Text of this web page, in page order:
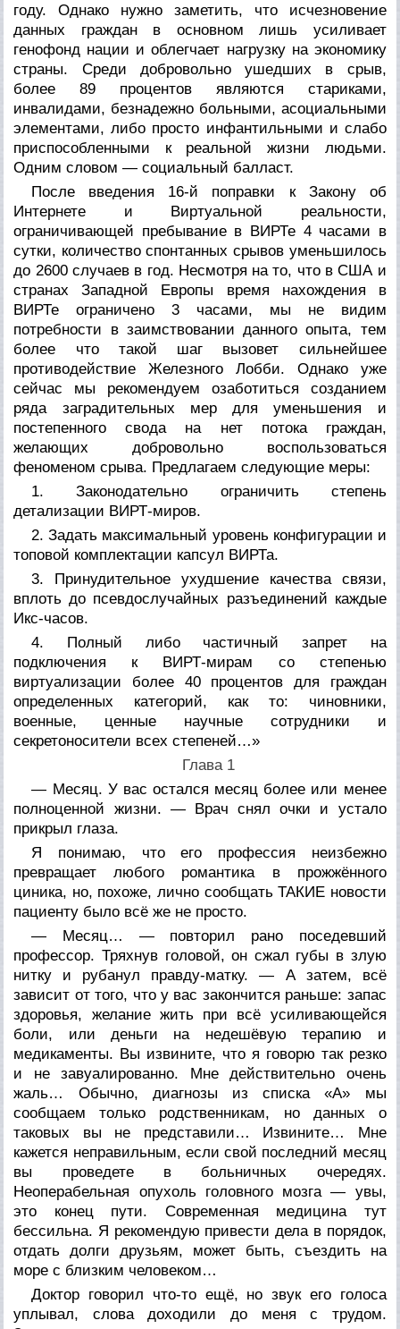
году. Однако нужно заметить, что исчезновение
данных граждан в основном лишь усиливает
генофонд нации и облегчает нагрузку на экономику
страны. Среди добровольно ушедших в срыв,
более 89 процентов являются стариками,
инвалидами, безнадежно больными, асоциальными
элементами, либо просто инфантильными и слабо
приспособленными к реальной жизни людьми.
Одним словом — социальный балласт.
После введения 16-й поправки к Закону об
Интернете и Виртуальной реальности,
ограничивающей пребывание в ВИРТе 4 часами в
сутки, количество спонтанных срывов уменьшилось
до 2600 случаев в год. Несмотря на то, что в США и
странах Западной Европы время нахождения в
ВИРТе ограничено 3 часами, мы не видим
потребности в заимствовании данного опыта, тем
более что такой шаг вызовет сильнейшее
противодействие Железного Лобби. Однако уже
сейчас мы рекомендуем озаботиться созданием
ряда заградительных мер для уменьшения и
постепенного свода на нет потока граждан,
желающих добровольно воспользоваться
феноменом срыва. Предлагаем следующие меры:
1. Законодательно ограничить степень
детализации ВИРТ-миров.
2. Задать максимальный уровень конфигурации и
топовой комплектации капсул ВИРТа.
3. Принудительное ухудшение качества связи,
вплоть до псевдослучайных разъединений каждые
Икс-часов.
4. Полный либо частичный запрет на
подключения к ВИРТ-мирам со степенью
виртуализации более 40 процентов для граждан
определенных категорий, как то: чиновники,
военные, ценные научные сотрудники и
секретоносители всех степеней…»
Глава 1
— Месяц. У вас остался месяц более или менее
полноценной жизни. — Врач снял очки и устало
прикрыл глаза.
Я понимаю, что его профессия неизбежно
превращает любого романтика в прожжённого
циника, но, похоже, лично сообщать ТАКИЕ новости
пациенту было всё же не просто.
— Месяц… — повторил рано поседевший
профессор. Тряхнув головой, он сжал губы в злую
нитку и рубанул правду-матку. — А затем, всё
зависит от того, что у вас закончится раньше: запас
здоровья, желание жить при всё усиливающейся
боли, или деньги на недешёвую терапию и
медикаменты. Вы извините, что я говорю так резко
и не завуалированно. Мне действительно очень
жаль… Обычно, диагнозы из списка «А» мы
сообщаем только родственникам, но данных о
таковых вы не представили… Извините… Мне
кажется неправильным, если свой последний месяц
вы проведете в больничных очередях.
Неоперабельная опухоль головного мозга — увы,
это конец пути. Современная медицина тут
бессильна. Я рекомендую привести дела в порядок,
отдать долги друзьям, может быть, съездить на
море с близким человеком…
Доктор говорил что-то ещё, но звук его голоса
уплывал, слова доходили до меня с трудом.